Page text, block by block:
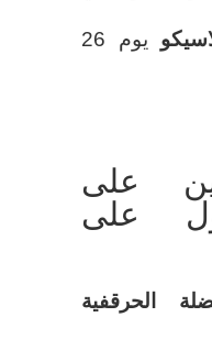
يوم 26
على
على
الحرقفية